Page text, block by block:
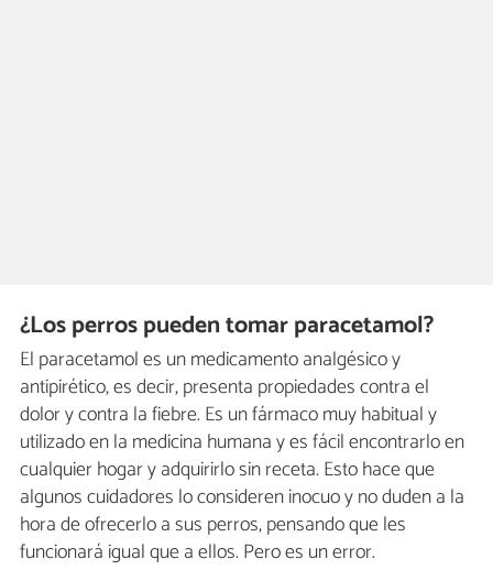
¿Los perros pueden tomar paracetamol?
El paracetamol es un medicamento analgésico y
antipirético, es decir, presenta propiedades contra el
dolor y contra la fiebre. Es un fármaco muy habitual y
utilizado en la medicina humana y es fácil encontrarlo en
cualquier hogar y adquirirlo sin receta. Esto hace que
algunos cuidadores lo consideren inocuo y no duden a la
hora de ofrecerlo a sus perros, pensando que les
funcionará igual que a ellos. Pero es un error.